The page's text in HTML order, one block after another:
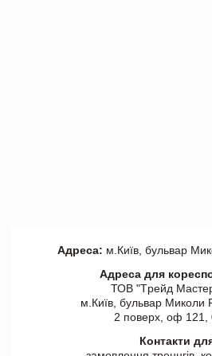
Адреса: м.Київ, бульвар
Адреса для
ТОВ "Tрейд
м.Київ, бульвар Миколи
2 поверх, оф 121,
Контакти